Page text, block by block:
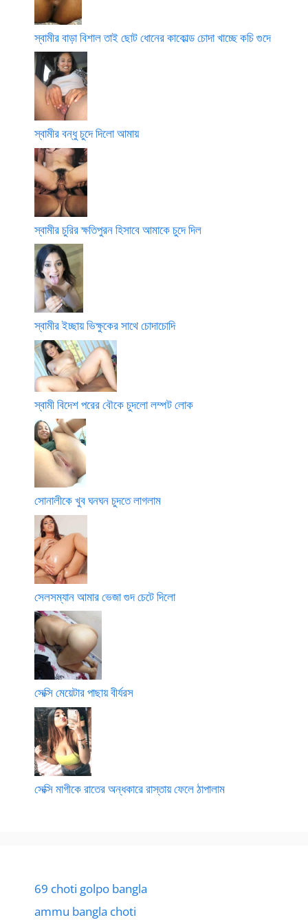
স্বামীর বাড়া বিশাল তাই ছোট ধোনের কাকোল্ড চোদা খাচ্ছে কচি গুদে
স্বামীর বন্ধু চুদে দিলো আমায়
স্বামীর চুরির ক্ষতিপুরন হিসাবে আমাকে চুদে দিল
স্বামীর ইচ্ছায় ভিক্ষুকের সাথে চোদাচোদি
স্বামী বিদেশ পরের বৌকে চুদলো লম্পট লোক
সোনালীকে খুব ঘনঘন চুদতে লাগলাম
সেলসম্যান আমার ভেজা গুদ চেটে দিলো
সেক্সি মেয়েটার পাছায় বীর্যরস
সেক্সি মাগীকে রাতের অন্ধকারে রাস্তায় ফেলে ঠাপালাম
69 choti golpo bangla
ammu bangla choti